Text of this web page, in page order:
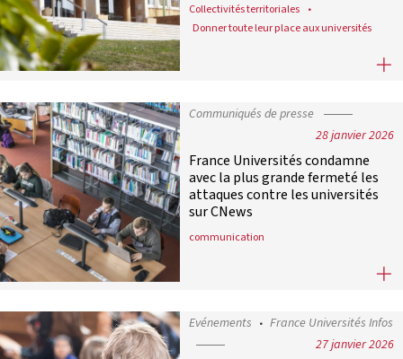
Collectivités territoriales
Donner toute leur place aux universités
Municipales 2026 : 5
Communiqués de presse
28 janvier 2026
France Universités condamne
avec la plus grande fermeté les
attaques contre les universités
sur CNews
communication
France Universités condamne
Evénements
France Universités Infos
27 janvier 2026